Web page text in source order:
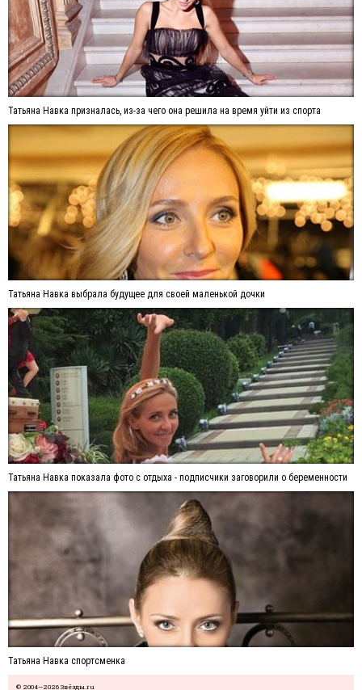
Татьяна Навка призналась, из-за чего она решила на время уйти из спорта
Татьяна Навка выбрала будущее для своей маленькой дочки
Татьяна Навка показала фото с отдыха - подписчики заговорили о беременности
Татьяна Навка спортсменка
© 2004—2026 Звёзды.ru